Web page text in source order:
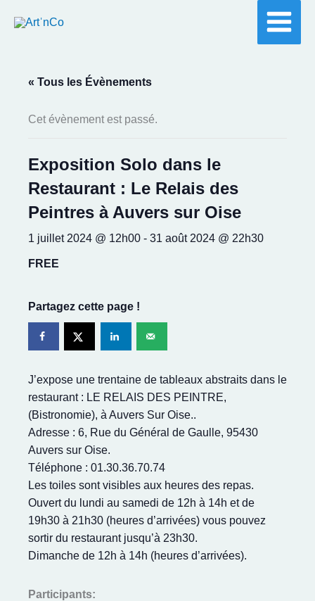
« Tous les Évènements
Cet évènement est passé.
Exposition Solo dans le
Restaurant : Le Relais des
Peintres à Auvers sur Oise
1 juillet 2024 @ 12h00 - 31 août 2024 @ 22h30
FREE
Partagez cette page !
J’expose une trentaine de tableaux abstraits dans le
restaurant : LE RELAIS DES PEINTRE,
(Bistronomie), à Auvers Sur Oise..
Adresse : 6, Rue du Général de Gaulle, 95430
Auvers sur Oise.
Téléphone : 01.30.36.70.74
Les toiles sont visibles aux heures des repas.
Ouvert du lundi au samedi de 12h à 14h et de
19h30 à 21h30 (heures d’arrivées) vous pouvez
sortir du restaurant jusqu’à 23h30.
Dimanche de 12h à 14h (heures d’arrivées).
Participants: